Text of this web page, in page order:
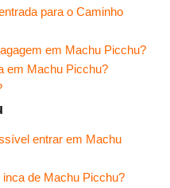
para o Caminho
em Machu Picchu?
em Machu Picchu?
entrar em Machu
de Machu Picchu?